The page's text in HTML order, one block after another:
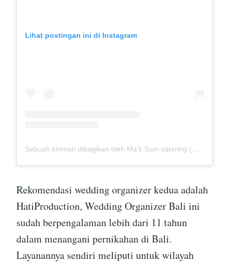
Lihat postingan ini di Instagram
Sebuah kiriman dibagikan oleh Ma’k Sum catering (@mak_sumcatering)
Rekomendasi wedding organizer kedua adalah
HatiProduction, Wedding Organizer Bali ini
sudah berpengalaman lebih dari 11 tahun
dalam menangani pernikahan di Bali.
Layanannya sendiri meliputi untuk wilayah